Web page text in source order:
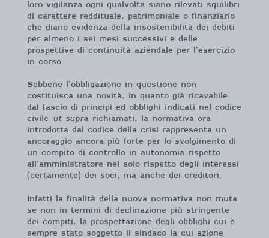
loro vigilanza ogni qualvolta siano rilevati squilibri
di carattere reddituale, patrimoniale o finanziario
che diano evidenza della insostenibilità dei debiti
per almeno i sei mesi successivi e delle
prospettive di continuità aziendale per l’esercizio
in corso.
Sebbene l’obbligazione in questione non
costituisca una novità, in quanto già ricavabile
dal fascio di principi ed obblighi indicati nel codice
civile ut supra richiamati, la normativa ora
introdotta dal codice della crisi rappresenta un
ancoraggio ancora più forte per lo svolgimento di
un compito di controllo in autonomia rispetto
all’amministratore nel solo rispetto degli interessi
(certamente) dei soci, ma anche dei creditori.
Infatti la finalità della nuova normativa non muta
se non in termini di declinazione più stringente
dei compiti, la prospettazione degli obblighi cui è
sempre stato soggetto il sindaco la cui azione